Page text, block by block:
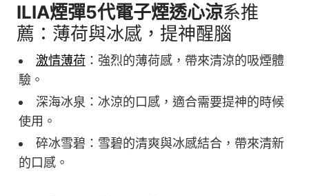
ILIA煙彈5代電子煙透心涼系推
薦：薄荷與冰感，提神醒腦
激情薄荷：強烈的薄荷感，帶來清涼的吸煙體
驗。
深海冰泉：冰涼的口感，適合需要提神的時候
使用。
碎冰雪碧：雪碧的清爽與冰感結合，帶來清新
的口感。